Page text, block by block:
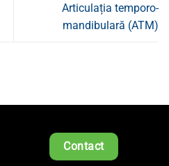
Articulația temporo-
mandibulară (ATM)
Contact